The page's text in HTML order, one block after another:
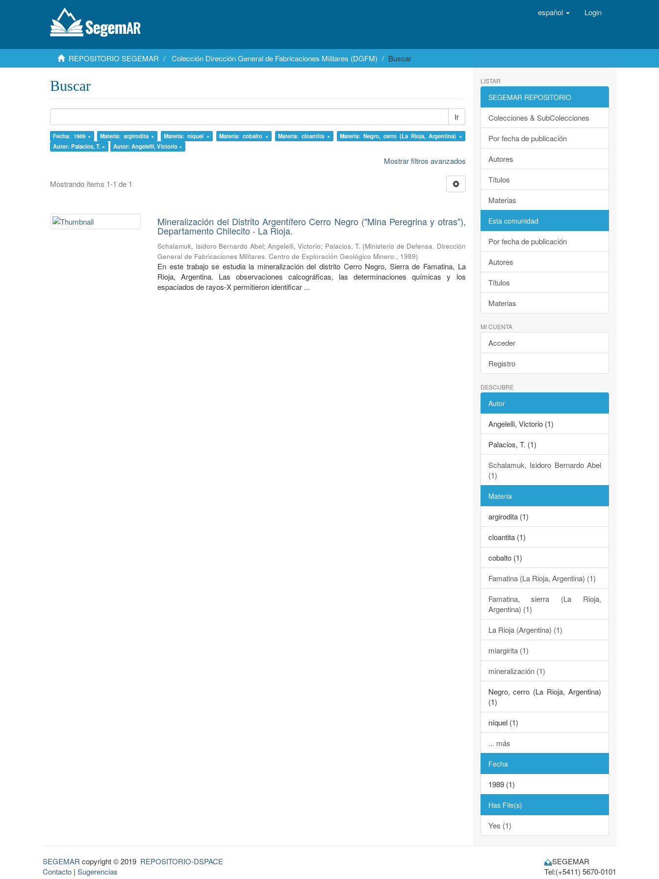
español Login
REPOSITORIO SEGEMAR Colección Dirección General de Fabricaciones Militares (DGFM) Buscar
Buscar
Ir
Fecha: 1989 × Materia: argirodita × Materia: níquel × Materia: cobalto × Materia: cloantita ×
Materia: Negro, cerro (La Rioja, Argentina) ×
Autor: Palacios, T. ×
Autor: Angelelli, Victorio ×
Mostrar filtros avanzados
Mostrando ítems 1-1 de 1
Mineralización del Distrito Argentífero Cerro Negro ("Mina Peregrina y otras"),
Departamento Chilecito - La Rioja.
Schalamuk, Isidoro Bernardo Abel; Angelelli, Victorio; Palacios, T. (Ministerio de Defensa. Dirección
General de Fabricaciones Militares. Centro de Exploración Geológico Minero., 1989)
En este trabajo se estudia la mineralización del distrito Cerro Negro, Sierra de Famatina, La
Rioja, Argentina. Las observaciones calcográficas, las determinaciones químicas y los
espaciados de rayos-X permitieron identificar ...
LISTAR
SEGEMAR REPOSITORIO
Colecciones & SubColecciones
Por fecha de publicación
Autores
Títulos
Materias
Esta comunidad
Por fecha de publicación
Autores
Títulos
Materias
MI CUENTA
Acceder
Registro
DESCUBRE
Autor
Angelelli, Victorio (1)
Palacios, T. (1)
Schalamuk, Isidoro Bernardo Abel
(1)
Materia
argirodita (1)
cloantita (1)
cobalto (1)
Famatina (La Rioja, Argentina) (1)
Famatina, sierra (La Rioja,
Argentina) (1)
La Rioja (Argentina) (1)
miargirita (1)
mineralización (1)
Negro, cerro (La Rioja, Argentina)
(1)
níquel (1)
... más
Fecha
1989 (1)
Has File(s)
Yes (1)
SEGEMAR copyright © 2019 REPOSITORIO-DSPACE
Contacto | Sugerencias
SEGEMAR
Tel:(+5411) 5670-0101